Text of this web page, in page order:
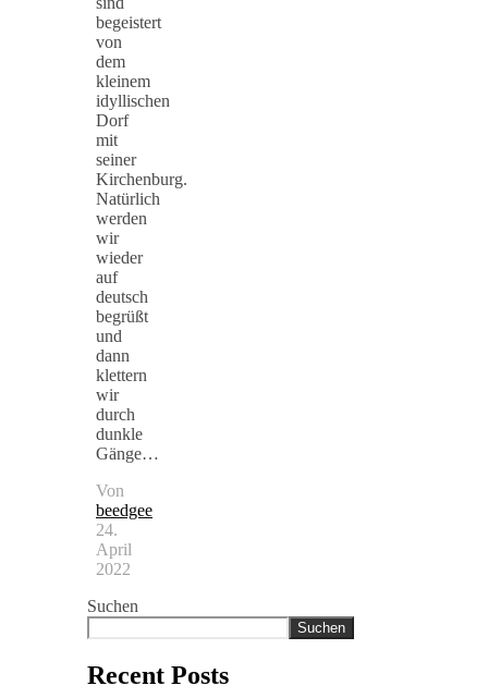
begeistert
von
dem
kleinem
idyllischen
Dorf
mit
seiner
Kirchenburg.
Natürlich
werden
wir
wieder
auf
deutsch
begrüßt
und
dann
klettern
wir
durch
dunkle
Gänge…
Von
beedgee
24.
April
2022
Suchen
Suchen
Recent Posts